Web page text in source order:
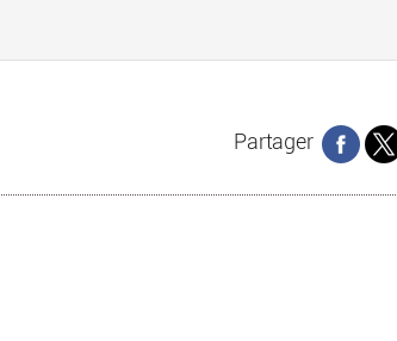
Partager